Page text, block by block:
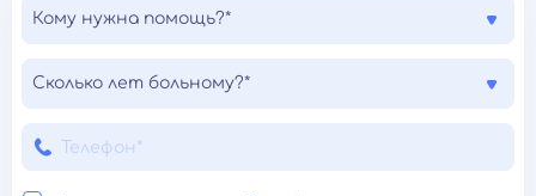
Кому нужна помощь?*
Сколько лет больному?*